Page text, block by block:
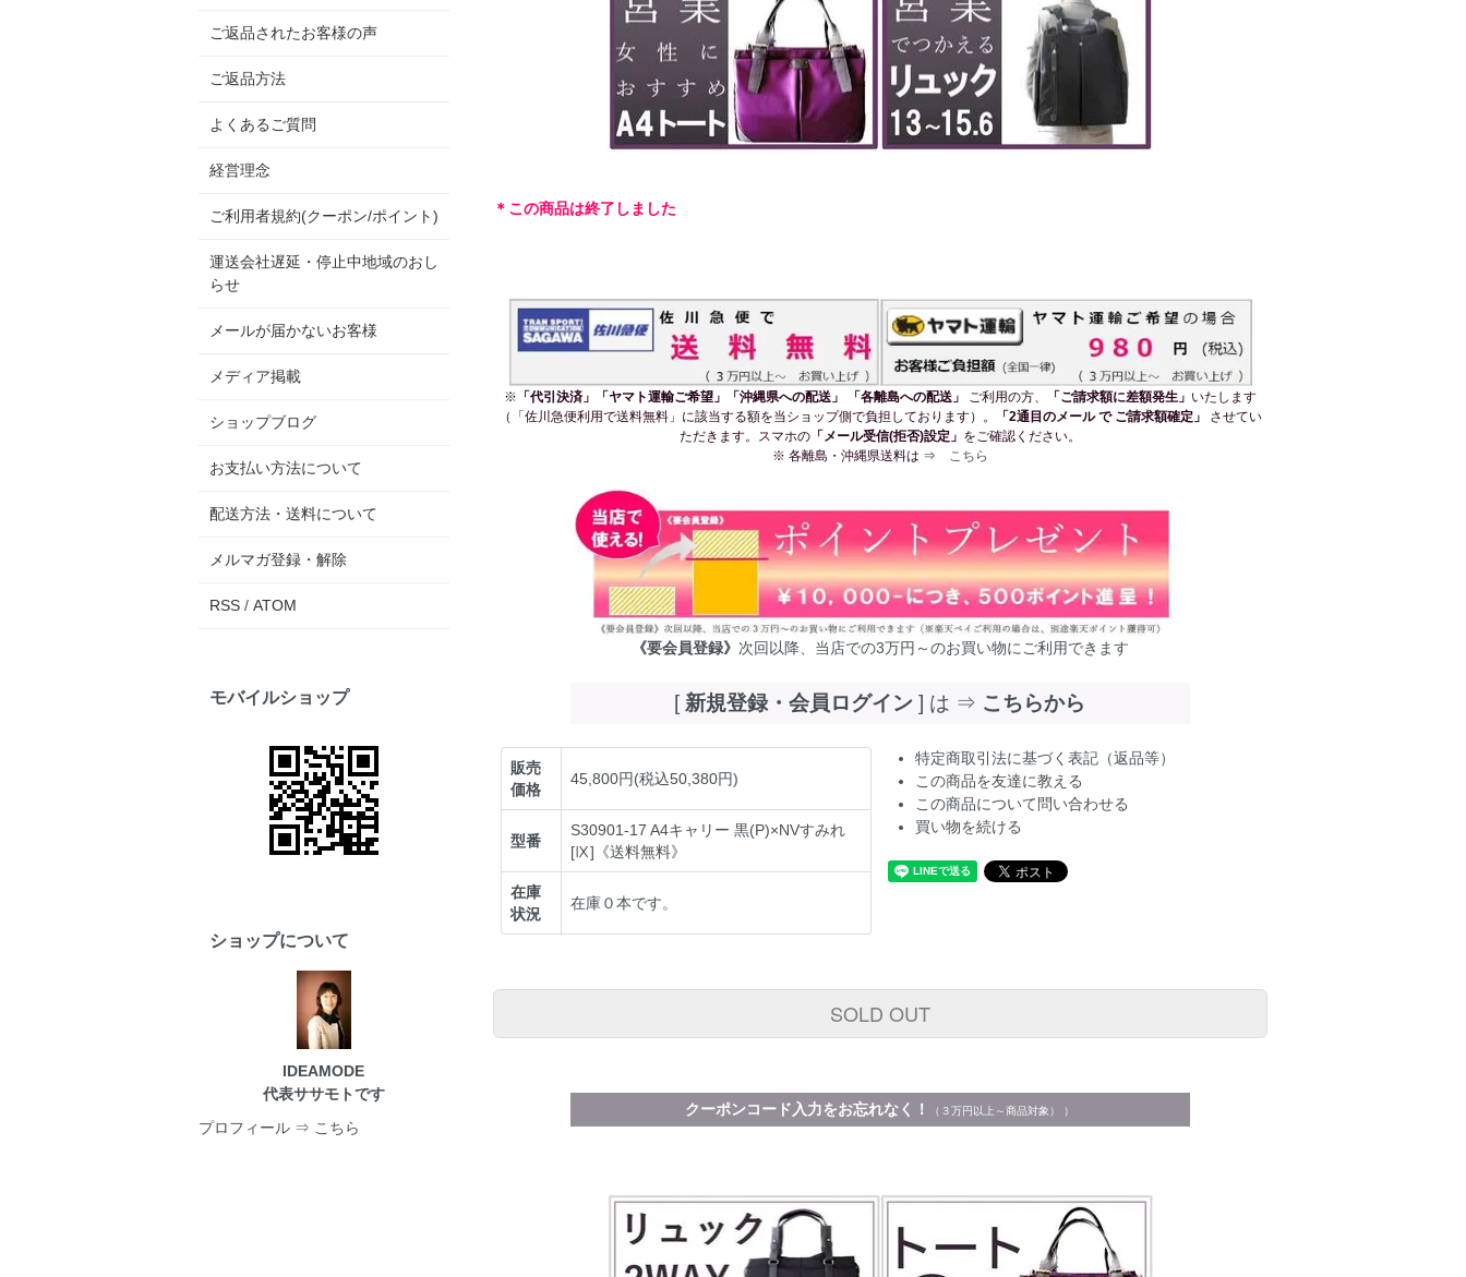
＊この商品は終了しました
※ 「代引決済」「ヤマト運輸ご希望」「沖縄県への配送」 「各離島への配送」 ご利用の方、 「ご請求額に差額発生」 いたします
（「佐川急便利用で送料無料」に該当する額を当ショップ側で負担しております）。
「2通目のメール で ご請求額確定」
させてい
ただきます。スマホの「メール受信(拒否)設定」 をご確認ください。
※ 各離島・沖縄県送料は ⇒ こちら
《要会員登録》 次回以降、当店での3万円～のお買い物にご利用できます
[ 新規登録・会員ログイン ] は ⇒ こちらから
販売
価格
45,800円(税込50,380円)
型番
S30901-17 A4キャリー 黒(P)×NVすみれ
[Ⅸ]《送料無料》
在庫
状況
在庫０本です。
特定商取引法に基づく表記（返品等）
この商品を友達に教える
この商品について問い合わせる
買い物を続ける
SOLD OUT
クーポンコード入力をお忘れなく！ （３万円以上～商品対象） ）
ご返品されたお客様の声
ご返品方法
よくあるご質問
経営理念
ご利用者規約(クーポン/ポイント)
運送会社遅延・停止中地域のおし
らせ
メールが届かないお客様
メディア掲載
ショップブログ
お支払い方法について
配送方法・送料について
メルマガ登録・解除
RSS/ ATOM
モバイルショップ
ショップについて
IDEAMODE
代表ササモトです
プロフィール ⇒ こちら